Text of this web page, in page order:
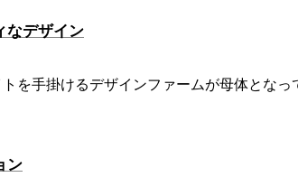
なデザイン
を手掛けるデザインファームが母体とな
ン